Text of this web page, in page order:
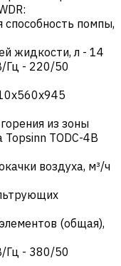
способность помпы,
жидкости, л - 14
Гц - 220/50
из зоны
TODC-4B
воздуха, м³/ч
(общая),
Гц - 380/50